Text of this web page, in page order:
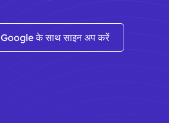
Google के साथ साइन अप करें